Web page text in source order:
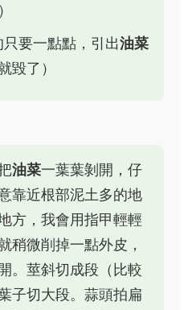
要一點點，引出油菜
毀了）
油菜一葉葉剝開，仔
靠近根部泥土多的地
方，我會用指甲輕輕
稍微削掉一點外皮，
。莖斜切成段（比較
子切大段。蒜頭拍扁